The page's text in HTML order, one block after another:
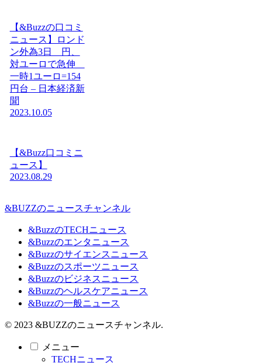
【&Buzzの口コミ
ニュース】ロンド
ン外為3日 円、
対ユーロで急伸
一時1ユーロ=154
円台 – 日本経済新
聞
2023.10.05
【&Buzz口コミニ
ュース】
2023.08.29
&BUZZのニュースチャンネル
&BuzzのTECHニュース
&Buzzのエンタニュース
&Buzzのサイエンスニュース
&Buzzのスポーツニュース
&Buzzのビジネスニュース
&Buzzのヘルスケアニュース
&Buzzの一般ニュース
© 2023 &BUZZのニュースチャンネル.
メニュー
TECHニュース